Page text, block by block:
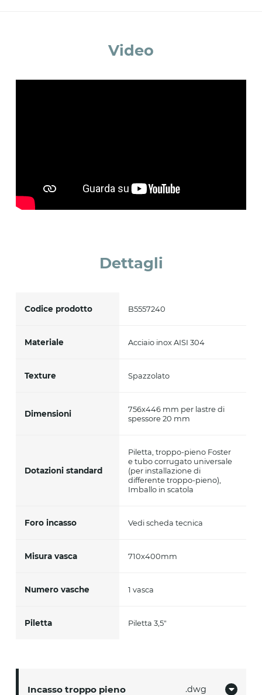
Video
Dettagli
Incasso troppo pieno dwg
Codice prodotto B5557240
Materiale Acciaio inox AISI 304
Texture Spazzolato
Dimensioni
756x446 mm per lastre di
spessore 20 mm
Dotazioni standard
Piletta, troppo-pieno Foster
e tubo corrugato universale
(per installazione di
differente troppo-pieno),
Imballo in scatola
Foro incasso Vedi scheda tecnica
Misura vasca 710x400mm
Numero vasche 1 vasca
Piletta Piletta 3,5"